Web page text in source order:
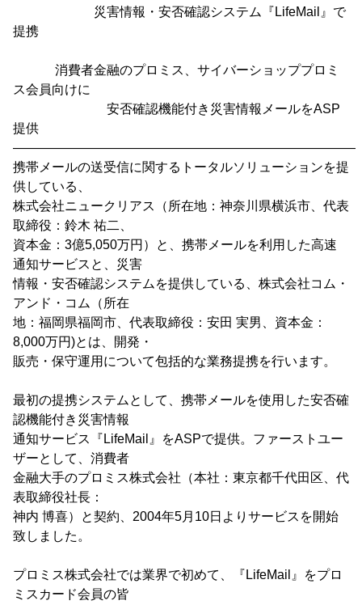
災害情報・安否確認システム『LifeMail』で
提携
消費者金融のプロミス、サイバーショッププロミ
ス会員向けに
安否確認機能付き災害情報メールをASP
提供
携帯メールの送受信に関するトータルソリューションを提
供している、
株式会社ニュークリアス（所在地：神奈川県横浜市、代表
取締役：鈴木 祐二、
資本金：3億5,050万円）と、携帯メールを利用した高速
通知サービスと、災害
情報・安否確認システムを提供している、株式会社コム・
アンド・コム（所在
地：福岡県福岡市、代表取締役：安田 実男、資本金：
8,000万円)とは、開発・
販売・保守運用について包括的な業務提携を行います。
最初の提携システムとして、携帯メールを使用した安否確
認機能付き災害情報
通知サービス『LifeMail』をASPで提供。ファーストユー
ザーとして、消費者
金融大手のプロミス株式会社（本社：東京都千代田区、代
表取締役社長：
神内 博喜）と契約、2004年5月10日よりサービスを開始
致しました。
プロミス株式会社では業界で初めて、『LifeMail』をプロ
ミスカード会員の皆